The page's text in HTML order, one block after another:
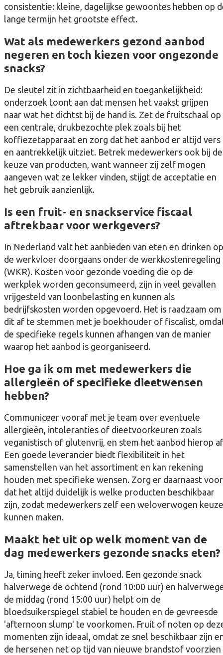
consistentie: kleine, dagelijkse gewoontes hebben op
lange termijn het grootste effect.
Wat als medewerkers gezond aanbod
negeren en toch kiezen voor ongezonde
snacks?
De sleutel zit in zichtbaarheid en toegankelijkheid:
onderzoek toont aan dat mensen het vaakst grijpen
naar wat het dichtst bij de hand is. Zet de fruitschaal op
een centrale, drukbezochte plek zoals bij het
koffiezetapparaat en zorg dat het aanbod er altijd vers
en aantrekkelijk uitziet. Betrek medewerkers ook bij de
keuze van producten, want wanneer zij zelf mogen
aangeven wat ze lekker vinden, stijgt de acceptatie en
het gebruik aanzienlijk.
Is een fruit- en snackservice fiscaal
aftrekbaar voor werkgevers?
In Nederland valt het aanbieden van eten en drinken op
de werkvloer doorgaans onder de werkkostenregeling
(WKR). Kosten voor gezonde voeding die op de
werkplek worden geconsumeerd, zijn in veel gevallen
vrijgesteld van loonbelasting en kunnen als
bedrijfskosten worden opgevoerd. Het is raadzaam om
dit af te stemmen met je boekhouder of fiscalist,
de specifieke regels kunnen afhangen van de manier
waarop het aanbod is georganiseerd.
Hoe ga ik om met medewerkers die
allergieën of specifieke dieetwensen
hebben?
Communiceer vooraf met je team over eventuele
allergieën, intoleranties of dieetvoorkeuren zoals
veganistisch of glutenvrij, en stem het aanbod hierop
Een goede leverancier biedt flexibiliteit in het
samenstellen van het assortiment en kan rekening
houden met specifieke wensen. Zorg er daarnaast voor
dat het altijd duidelijk is welke producten beschikbaar
zijn, zodat medewerkers zelf een weloverwogen keuze
kunnen maken.
Maakt het uit op welk moment van de
dag medewerkers gezonde snacks eten?
Ja, timing heeft zeker invloed. Een gezonde snack
halverwege de ochtend (rond 10:00 uur) en
de middag (rond 15:00 uur) helpt om de
bloedsuikerspiegel stabiel te houden en de gevreesde
'afternoon slump' te voorkomen. Fruit of noten op
momenten zijn ideaal, omdat ze snel beschikbaar zijn
de hersenen net op tijd van nieuwe brandstof voorzien